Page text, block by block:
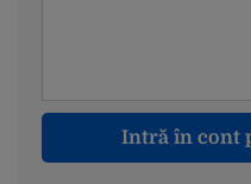
Intră în cont